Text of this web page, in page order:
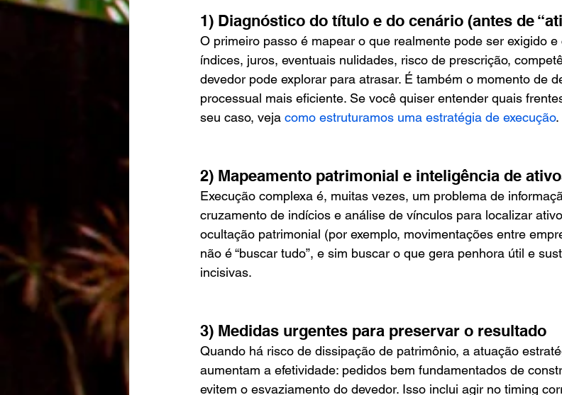
1) Diagnóstico do título e do cenário (antes de
O primeiro passo é mapear o que realmente pode ser exigido
índices, juros, eventuais nulidades, risco de prescrição,
devedor pode explorar para atrasar. É também o momento de
processual mais eficiente. Se você quiser entender quais
seu caso, veja como estruturamos uma estratégia de execução.
2) Mapeamento patrimonial e inteligência de
Execução complexa é, muitas vezes, um problema de
cruzamento de indícios e análise de vínculos para localizar
ocultação patrimonial (por exemplo, movimentações entre
não é “buscar tudo”, e sim buscar o que gera penhora útil e
incisivas.
3) Medidas urgentes para preservar o resultado
Quando há risco de dissipação de patrimônio, a atuação
aumentam a efetividade: pedidos bem fundamentados de
evitem o esvaziamento do devedor. Isso inclui agir no timing